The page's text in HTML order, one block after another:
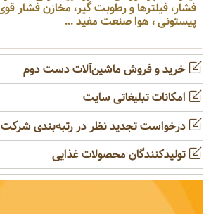
پیستونی ، هوا صنعت مفید ...
خرید و فروش ماشین‌آلات دست دوم
امکانات تبلیغاتی سایت
درخواست تجدید نظر در رتبه‌بندی شرکت
تولیدکنندگان محصولات غذایی